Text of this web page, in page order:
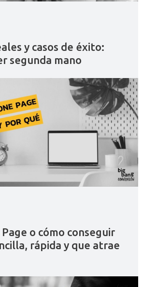
y casos de éxito:
segunda mano
o cómo conseguir
rápida y que atrae